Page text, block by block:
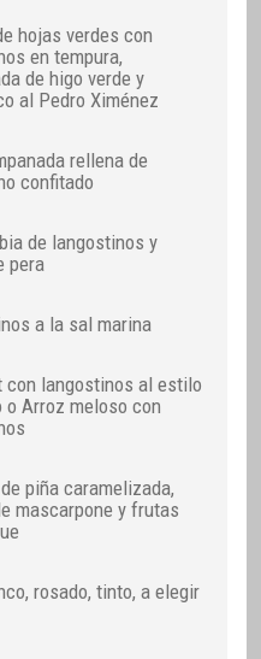
hojas verdes con
en tempura,
de higo verde y
al Pedro Ximénez
rellena de
confitado
de langostinos y
pera
a la sal marina
con langostinos al estilo
o Arroz meloso con
piña caramelizada,
mascarpone y frutas
rosado, tinto, a elegir